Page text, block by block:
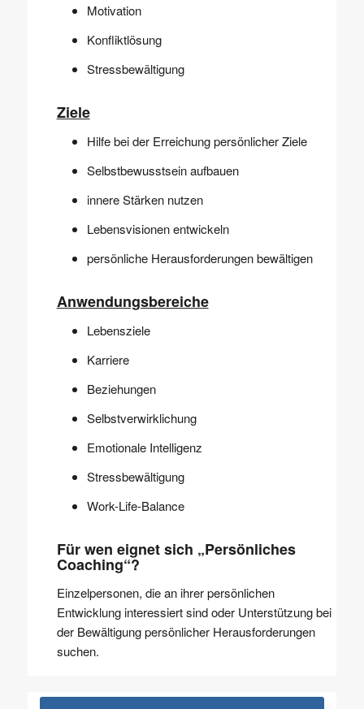
Motivation
Konfliktlösung
Stressbewältigung
Ziele
Hilfe bei der Erreichung persönlicher Ziele
Selbstbewusstsein aufbauen
innere Stärken nutzen
Lebensvisionen entwickeln
persönliche Herausforderungen bewältigen
Anwendungsbereiche
Lebensziele
Karriere
Beziehungen
Selbstverwirklichung
Emotionale Intelligenz
Stressbewältigung
Work-Life-Balance
Für wen eignet sich „Persönliches
Coaching“?
Einzelpersonen, die an ihrer persönlichen
Entwicklung interessiert sind oder Unterstützung bei
der Bewältigung persönlicher Herausforderungen
suchen.